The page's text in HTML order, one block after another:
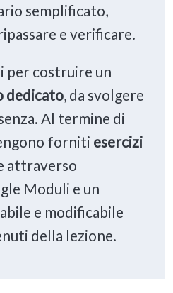
semplificato,
e verificare.
per costruire un
dedicato, da svolgere
Al termine di
forniti esercizi
attraverso
Moduli e un
e modificabile
della lezione.